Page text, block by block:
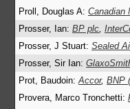
Proll, Douglas A: Canadian
Prosser, Ian: BP plc,
Prosser, J Stuart: Sealed
Prosser, Sir Ian:
Prot, Baudoin:Accor, BNP
Provera, Marco Tronchetti: